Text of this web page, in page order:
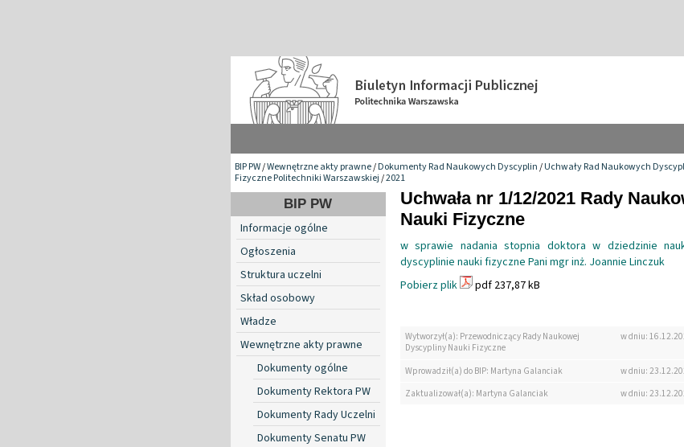
BIP PW/Wewnętrzne akty prawne/Dokumenty Rad Naukowych Dyscyplin/Uchwały Rad Naukowych
Fizyczne Politechniki Warszawskiej/2021
BIP PW
Informacje ogólne
Ogłoszenia
Struktura uczelni
Skład osobowy
Władze
Wewnętrzne akty prawne
Dokumenty ogólne
Dokumenty Rektora PW
Dokumenty Rady Uczelni
Dokumenty Senatu PW
Uchwała nr 1/12/2021 Rady
Nauki Fizyczne
w sprawie nadania stopnia doktora w dziedzinie
dyscyplinie nauki fizyczne Pani mgr inż. Joannie Linczuk
Pobierz plik
pdf 237,87 kB
Wytworzył(a): Przewodniczący Rady Naukowej
Dyscypliny Nauki Fizyczne
w dniu:
Wprowadził(a) do BIP: Martyna Galanciak
w dniu:
Zaktualizował(a): Martyna Galanciak
w dniu: